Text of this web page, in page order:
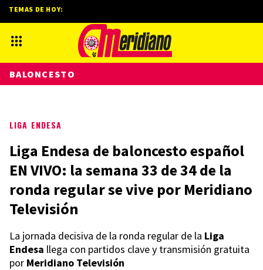
LIGA ENDESA
Liga Endesa de baloncesto español
EN VIVO: la semana 33 de 34 de la
ronda regular se vive por Meridiano
Televisión
La jornada decisiva de la ronda regular de la Liga
Endesa llega con partidos clave y transmisión gratuita
por Meridiano Televisión
TEMAS DE HOY:
BALONCESTO